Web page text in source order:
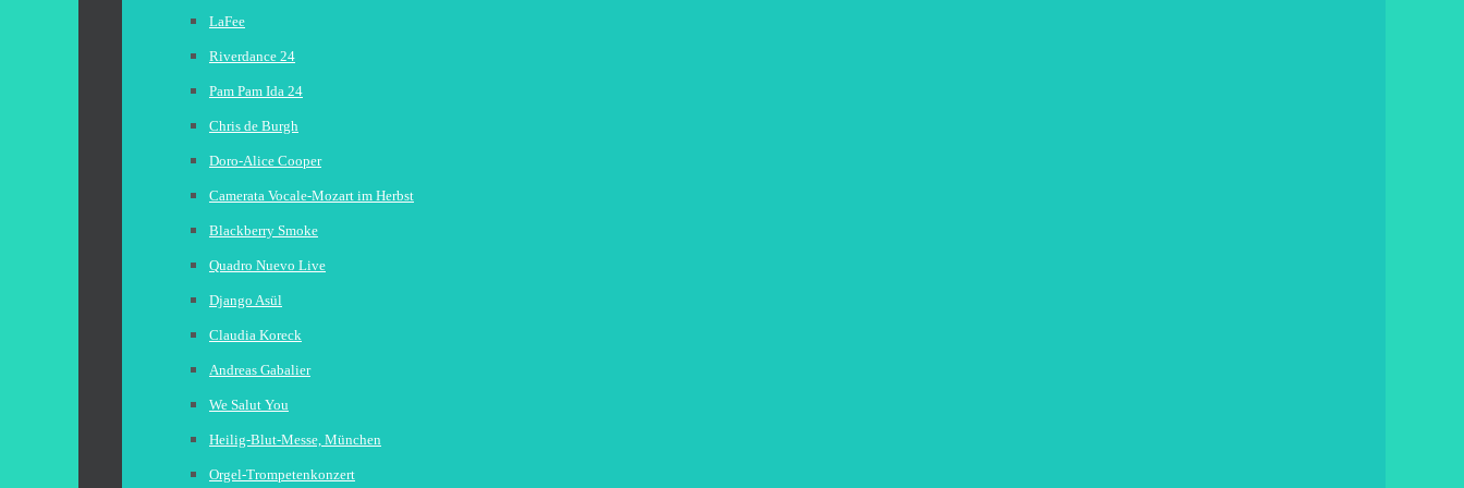
LaFee
Riverdance 24
Pam Pam Ida 24
Chris de Burgh
Doro-Alice Cooper
Camerata Vocale-Mozart im Herbst
Blackberry Smoke
Quadro Nuevo Live
Django Asül
Claudia Koreck
Andreas Gabalier
We Salut You
Heilig-Blut-Messe, München
Orgel-Trompetenkonzert